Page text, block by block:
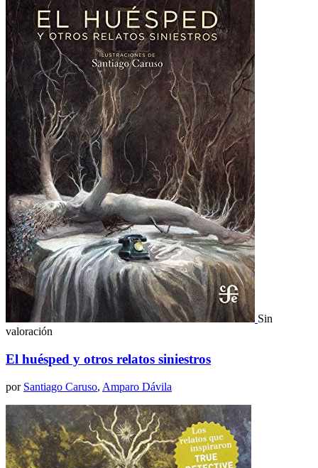
Sin
valoración
El huésped y otros relatos siniestros
por Santiago Caruso, Amparo Dávila